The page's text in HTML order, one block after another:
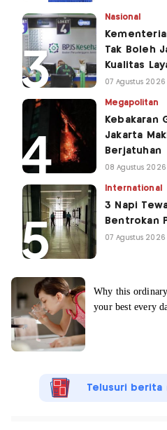
Nasional
Tak Boleh
Kualitas
07 Agustus 2026
Megapolitan
Kebakaran
Jakarta
Berjatuhan
08 Agustus 2026
International
3 Napi
Bentrokan
07 Agustus 2026
Telusuri berita